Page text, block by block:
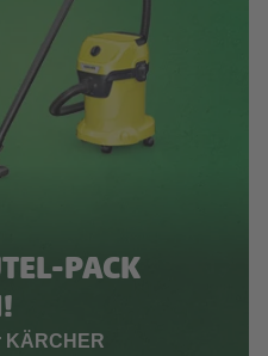
PACK
KÄRCHER